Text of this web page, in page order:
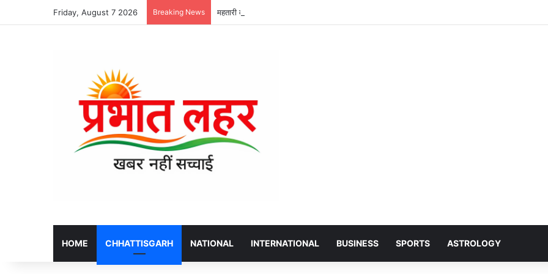
Friday, August 7 2026 Breaking News महतारी वंदन योजना की 30वीं किस्त आज होगी जारी, मुख्यमंत्री साय डीबीटी के माध्यम से करेंगे राशि का अंतरण
HOME CHHATTISGARH NATIONAL INTERNATIONAL BUSINESS SPORTS ASTROLOGY